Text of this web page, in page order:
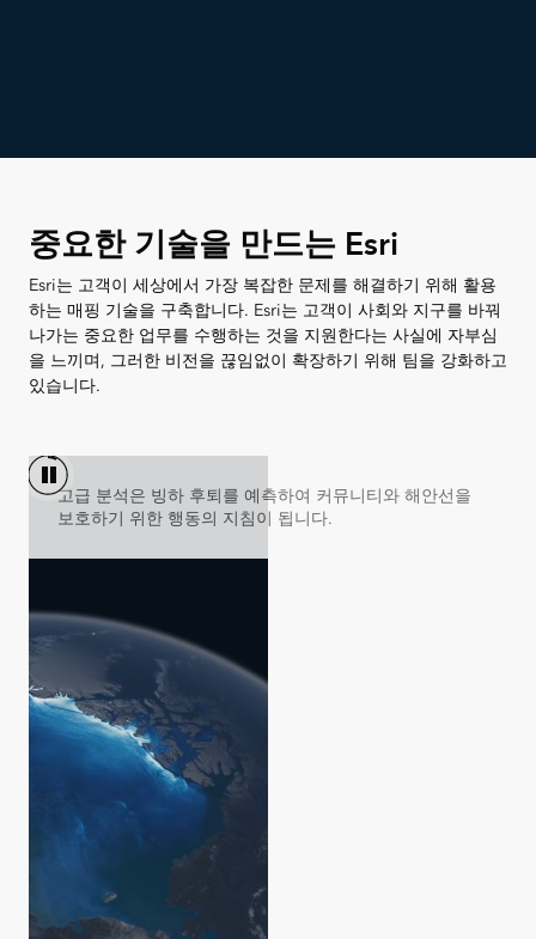
중요한 기술을 만드는 Esri
Esri는 고객이 세상에서 가장 복잡한 문제를 해결하기 위해 활용
하는 매핑 기술을 구축합니다. Esri는 고객이 사회와 지구를 바꿔
나가는 중요한 업무를 수행하는 것을 지원한다는 사실에 자부심
을 느끼며, 그러한 비전을 끊임없이 확장하기 위해 팀을 강화하고
있습니다.
고급 분석은 빙하 후퇴를 예측하여 커뮤니티와 해안선을
보호하기 위한 행동의 지침이 됩니다.